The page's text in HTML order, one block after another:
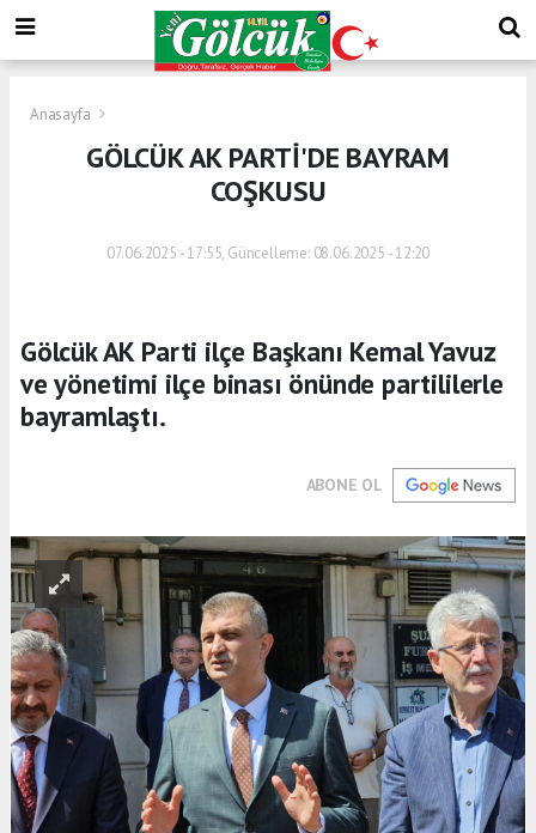
Anasayfa
GÖLCÜK AK PARTİ'DE BAYRAM
COŞKUSU
07.06.2025 - 17:55, Güncelleme: 08.06.2025 - 12:20
Gölcük AK Parti ilçe Başkanı Kemal Yavuz
ve yönetimi ilçe binası önünde partililerle
bayramlaştı.
ABONE OL